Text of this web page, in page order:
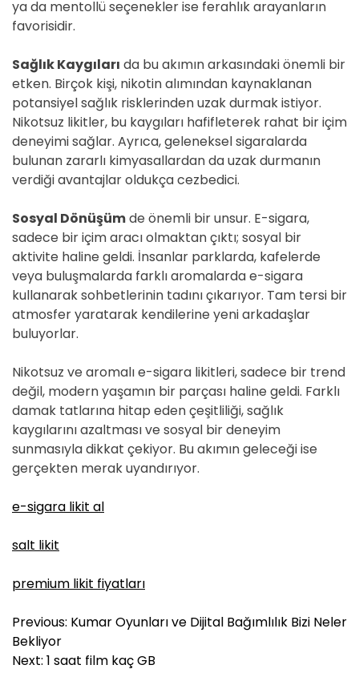
ya da mentollü seçenekler ise ferahlık arayanların
favorisidir.
Sağlık Kaygıları da bu akımın arkasındaki önemli bir
etken. Birçok kişi, nikotin alımından kaynaklanan
potansiyel sağlık risklerinden uzak durmak istiyor.
Nikotsuz likitler, bu kaygıları hafifleterek rahat bir içim
deneyimi sağlar. Ayrıca, geleneksel sigaralarda
bulunan zararlı kimyasallardan da uzak durmanın
verdiği avantajlar oldukça cezbedici.
Sosyal Dönüşümde önemli bir unsur. E-sigara,
sadece bir içim aracı olmaktan çıktı; sosyal bir
aktivite haline geldi. İnsanlar parklarda, kafelerde
veya buluşmalarda farklı aromalarda e-sigara
kullanarak sohbetlerinin tadını çıkarıyor. Tam tersi bir
atmosfer yaratarak kendilerine yeni arkadaşlar
buluyorlar.
Nikotsuz ve aromalı e-sigara likitleri, sadece bir trend
değil, modern yaşamın bir parçası haline geldi. Farklı
damak tatlarına hitap eden çeşitliliği, sağlık
kaygılarını azaltması ve sosyal bir deneyim
sunmasıyla dikkat çekiyor. Bu akımın geleceği ise
gerçekten merak uyandırıyor.
e-sigara likit al
salt likit
premium likit fiyatları
Y
a
z
Previous: Kumar Oyunları ve Dijital Bağımlılık Bizi Neler
Bekliyor
Next: 1 saat film kaç GB